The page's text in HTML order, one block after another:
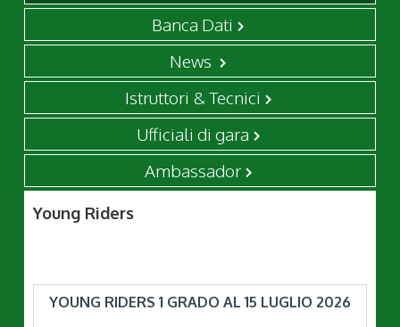
Banca Dati
News
Istruttori & Tecnici
Ufficiali di gara
Ambassador
Young Riders
YOUNG RIDERS 1 GRADO AL 15 LUGLIO 2026